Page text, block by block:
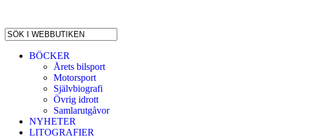
BÖCKER
Årets bilsport
Motorsport
Självbiografi
Övrig idrott
Samlarutgåvor
NYHETER
LITOGRAFIER